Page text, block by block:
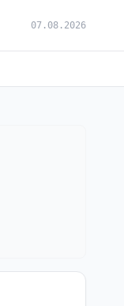
07.08.2026